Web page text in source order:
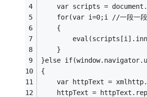
var scripts =
for(var i=0;i //一段一
    {
    }
}else
{
var httpText =
httpText =